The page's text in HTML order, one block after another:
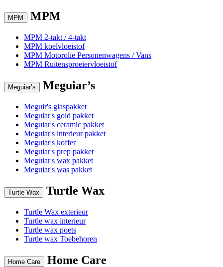
MPM MPM
MPM 2-takt / 4-takt
MPM koelvloeistof
MPM Motorolie Personenwagens / Vans
MPM Ruitensproeiervloeistof
Meguiar’s Meguiar’s
Meguir's glaspakket
Meguiar's gold pakket
Meguiar's ceramic pakket
Meguiar's interieur pakket
Meguiar's koffer
Meguiar's prep pakket
Meguiar's wax pakket
Meguiar's was pakket
Turtle Wax Turtle Wax
Turtle Wax exterieur
Turtle wax interieur
Turtle wax poets
Turtle wax Toebehoren
Home Care Home Care